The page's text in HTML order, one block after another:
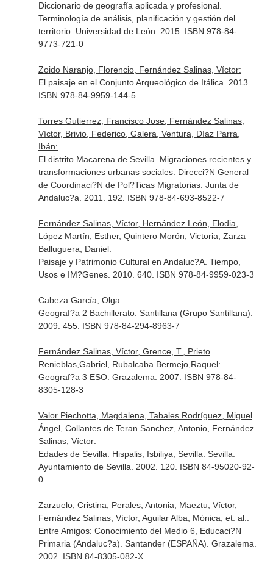
Diccionario de geografía aplicada y profesional.
Terminología de análisis, planificación y gestión del
territorio. Universidad de León. 2015. ISBN 978-84-
9773-721-0
Zoido Naranjo, Florencio, Fernández Salinas, Víctor:
El paisaje en el Conjunto Arqueológico de Itálica. 2013.
ISBN 978-84-9959-144-5
Torres Gutierrez, Francisco Jose, Fernández Salinas,
Víctor, Brivio, Federico, Galera, Ventura, Díaz Parra,
Ibán:
El distrito Macarena de Sevilla. Migraciones recientes y
transformaciones urbanas sociales. Direcci?N General
de Coordinaci?N de Pol?Ticas Migratorias. Junta de
Andaluc?a. 2011. 192. ISBN 978-84-693-8522-7
Fernández Salinas, Víctor, Hernández León, Elodia,
López Martín, Esther, Quintero Morón, Victoria, Zarza
Balluguera, Daniel:
Paisaje y Patrimonio Cultural en Andaluc?A. Tiempo,
Usos e IM?Genes. 2010. 640. ISBN 978-84-9959-023-3
Cabeza García, Olga:
Geograf?a 2 Bachillerato. Santillana (Grupo Santillana).
2009. 455. ISBN 978-84-294-8963-7
Fernández Salinas, Víctor, Grence, T., Prieto
Renieblas,Gabriel, Rubalcaba Bermejo,Raquel:
Geograf?a 3 ESO. Grazalema. 2007. ISBN 978-84-
8305-128-3
Valor Piechotta, Magdalena, Tabales Rodríguez, Miguel
Ángel, Collantes de Teran Sanchez, Antonio, Fernández
Salinas, Víctor:
Edades de Sevilla. Hispalis, Isbiliya, Sevilla. Sevilla.
Ayuntamiento de Sevilla. 2002. 120. ISBN 84-95020-92-
0
Zarzuelo, Cristina, Perales, Antonia, Maeztu, Víctor,
Fernández Salinas, Víctor, Aguilar Alba, Mónica, et. al.:
Entre Amigos: Conocimiento del Medio 6, Educaci?N
Primaria (Andaluc?a). Santander (ESPAÑA). Grazalema.
2002. ISBN 84-8305-082-X